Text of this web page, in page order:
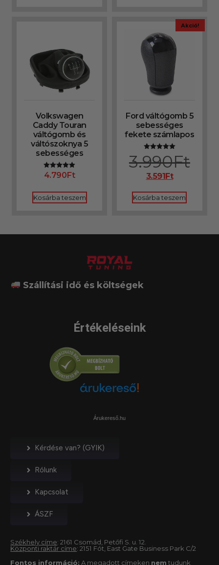
Volkswagen
Caddy Touran
váltógomb és
váltószoknya 5
sebességes
Értékelés:
5.00
4.790Ft
Kosárba teszem
Akció!
Ford váltógomb 5
sebességes
fekete számlapos
Értékelés:
5.00
/ 5
3.990Ft
3.591Ft
Kosárba teszem
Szállítási idő és költségek
Értékeléseink
Árukereső.hu
Kérdése van? (GYIK)
Rólunk
Kapcsolat
ÁSZF
Székhely címe: 2161 Csomád, Petőfi S. u. 12.
Központi raktár címe: 2151 Fót, East Gate Business Park C/2
Fontos információ: A megadott címeken nem tudunk